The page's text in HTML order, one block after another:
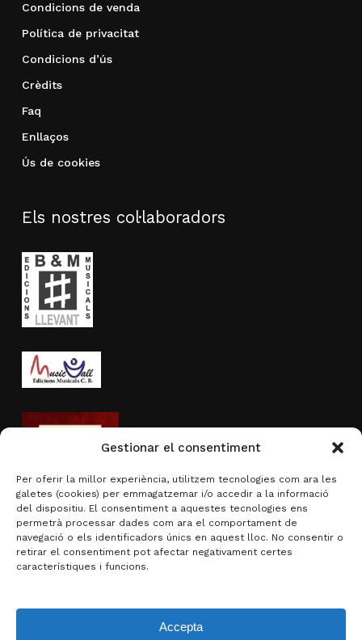
Gestionar el consentiment
Per oferir la millor experiència, utilitzem tecnologies com ara les
galetes (cookies) per emmagatzemar i/o accedir a la informació
del dispositiu. El consentiment a aquestes tecnologies ens
permetrà processar dades com ara el comportament de
navegació o els identificadors únics en aquest lloc. No consentir o
retirar el consentiment pot afectar negativament certes
característiques i funcions.
Accepta
Condicions de venda
Política de privacitat
Condicions d’ús
Crèdits
Faq
Enllaços
Ús de cookies
Els nostres col·laboradors
Activitat subvencionada per